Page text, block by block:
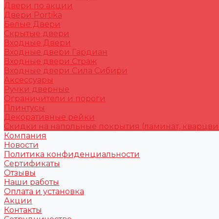
Двери по акции
Двери Portika
Белые Двери
Скрытые двери
Входные Двери
Входные двери Гардиан
Входные двери Страж
Входные двери Сила Сибири
Аксессуары
Ручки дверные
Ограничители и пороги
Плинтусы
Декоративные рейки
Скидки на напольные покрытия (ламинат,
Компания
Новости
Политика конфиденциальности
Сертификаты
Отзывы
Наши работы
Оплата и установка
Акции
Контакты